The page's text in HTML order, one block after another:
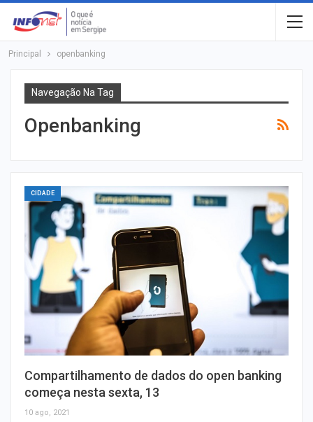
Principal openbanking
Navegação Na Tag
Openbanking
CIDADE
Compartilhamento de dados do open banking
começa nesta sexta, 13
10 ago, 2021